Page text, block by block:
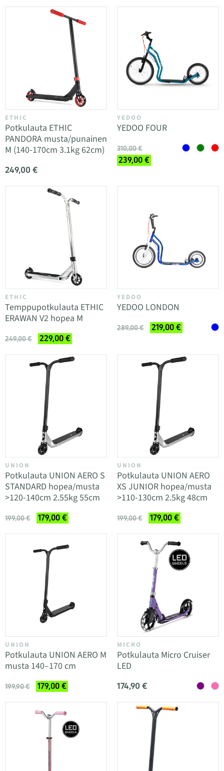
ETHIC
Potkulauta ETHIC
PANDORA musta/punainen
M (140-170cm 3.1kg 62cm)
249,00 €
YEDOO
YEDOO FOUR
310,00 €
239,00 €
ETHIC
Temppupotkulauta ETHIC
ERAWAN V2 hopea M
249,00 € 229,00 €
YEDOO
YEDOO LONDON
289,00 € 219,00 €
UNION
Potkulauta UNION AERO S
STANDARD hopea/musta
>120-140cm 2.55kg 55cm
199,00 € 179,00 €
UNION
Potkulauta UNION AERO
XS JUNIOR hopea/musta
>110-130cm 2.5kg 48cm
199,00 € 179,00 €
UNION
Potkulauta UNION AERO M
musta 140–170 cm
199,90 € 179,00 €
MICRO
Potkulauta Micro Cruiser
LED
174,90 €